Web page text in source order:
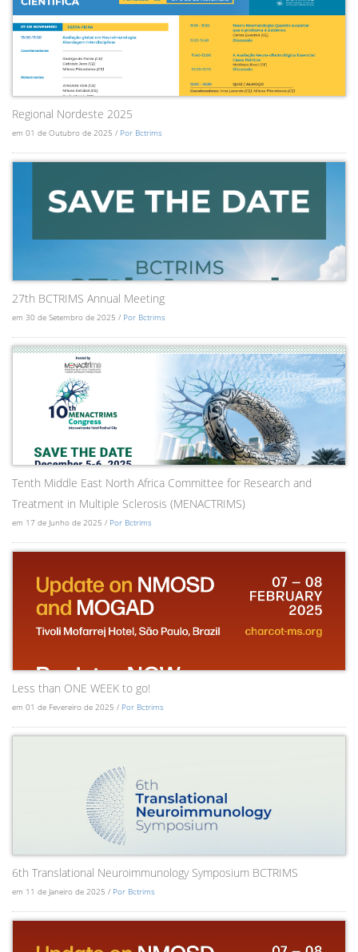
Regional Nordeste 2025
em 01 de Outubro de 2025 / Por Bctrims
27th BCTRIMS Annual Meeting
em 30 de Setembro de 2025 / Por Bctrims
Tenth Middle East North Africa Committee for Research and
Treatment in Multiple Sclerosis (MENACTRIMS)
em 17 de Junho de 2025 / Por Bctrims
Less than ONE WEEK to go!
em 01 de Fevereiro de 2025 / Por Bctrims
6th Translational Neuroimmunology Symposium BCTRIMS
em 11 de Janeiro de 2025 / Por Bctrims